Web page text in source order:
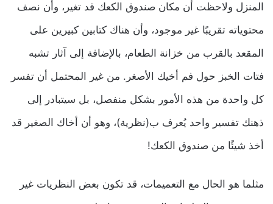
المنزل ولاحظت أن مكان صندوق الكعك قد تغير، وأن نصف
محتوياته تقريبًا غير موجود، وأن هناك كتابين كبيرين على
المقعد بالقرب من خزانة الطعام، بالإضافة إلى آثار تشبه
فتات الخبز حول فم أخيك الأصغر. من غير المحتمل أن تفسر
كل واحدة من هذه الأمور بشكل منفصل، بل سيتبادر إلى
ذهنك تفسير واحد يُعرف ب(نظرية)، وهو أن أخاك الصغير قد
أخذ شيئًا من صندوق الكعك!
مثلما هو الحال مع التعميمات، قد تكون بعض النظريات غير